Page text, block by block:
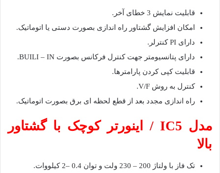
قابلیت نمایش 3 خطای آخر.
امکان افزایش گشتاور راه اندازی بصورت دستی یا اتوماتیک.
دارای PI کنترلر.
دارای پتانسیومتر جهت کنترل فرکانس بصورت BUILI – IN.
قابلیت کپی کردن پارامترها.
کنترل به روش V/F.
راه اندازی مجدد بعد از قطع لحظه ای برق بصورت اتوماتیک.
مدل IC5 / اینورتر کوچک با گشتاور
بالا
تک فاز با ولتاژ 200 – 230 ولت و توان 0.4 –2 کیلووات.